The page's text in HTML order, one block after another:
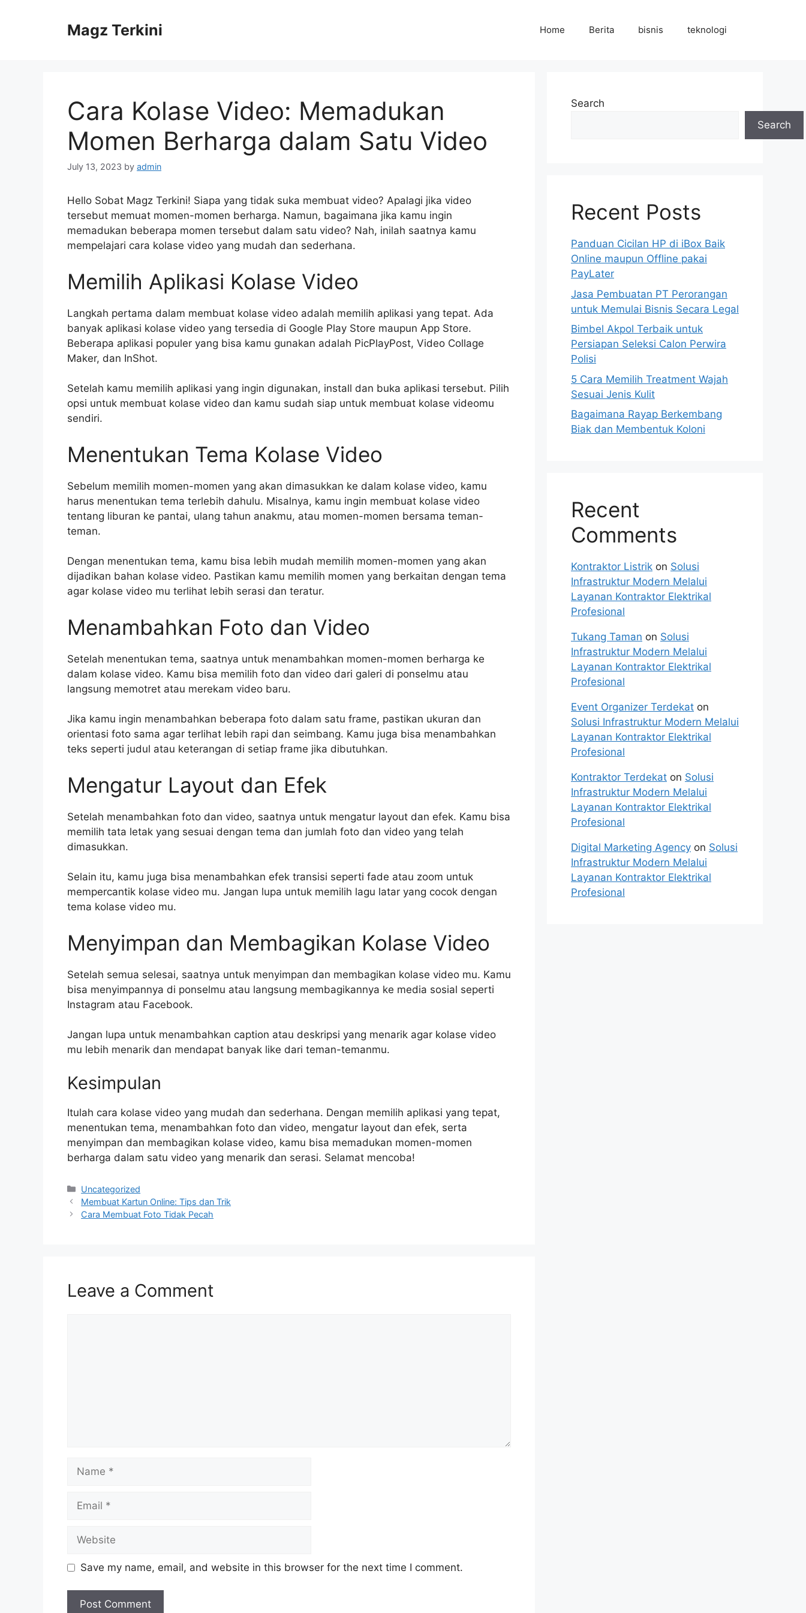
Magz Terkini Home Berita bisnis teknologi
Cara Kolase Video: Memadukan
Momen Berharga dalam Satu Video
July 13, 2023 by admin
Hello Sobat Magz Terkini! Siapa yang tidak suka membuat video? Apalagi jika video
tersebut memuat momen-momen berharga. Namun, bagaimana jika kamu ingin
memadukan beberapa momen tersebut dalam satu video? Nah, inilah saatnya kamu
mempelajari cara kolase video yang mudah dan sederhana.
Memilih Aplikasi Kolase Video
Langkah pertama dalam membuat kolase video adalah memilih aplikasi yang tepat. Ada
banyak aplikasi kolase video yang tersedia di Google Play Store maupun App Store.
Beberapa aplikasi populer yang bisa kamu gunakan adalah PicPlayPost, Video Collage
Maker, dan InShot.
Setelah kamu memilih aplikasi yang ingin digunakan, install dan buka aplikasi tersebut. Pilih
opsi untuk membuat kolase video dan kamu sudah siap untuk membuat kolase videomu
sendiri.
Menentukan Tema Kolase Video
Sebelum memilih momen-momen yang akan dimasukkan ke dalam kolase video, kamu
harus menentukan tema terlebih dahulu. Misalnya, kamu ingin membuat kolase video
tentang liburan ke pantai, ulang tahun anakmu, atau momen-momen bersama teman-
teman.
Dengan menentukan tema, kamu bisa lebih mudah memilih momen-momen yang akan
dijadikan bahan kolase video. Pastikan kamu memilih momen yang berkaitan dengan tema
agar kolase video mu terlihat lebih serasi dan teratur.
Menambahkan Foto dan Video
Setelah menentukan tema, saatnya untuk menambahkan momen-momen berharga ke
dalam kolase video. Kamu bisa memilih foto dan video dari galeri di ponselmu atau
langsung memotret atau merekam video baru.
Jika kamu ingin menambahkan beberapa foto dalam satu frame, pastikan ukuran dan
orientasi foto sama agar terlihat lebih rapi dan seimbang. Kamu juga bisa menambahkan
teks seperti judul atau keterangan di setiap frame jika dibutuhkan.
Mengatur Layout dan Efek
Setelah menambahkan foto dan video, saatnya untuk mengatur layout dan efek. Kamu bisa
memilih tata letak yang sesuai dengan tema dan jumlah foto dan video yang telah
dimasukkan.
Selain itu, kamu juga bisa menambahkan efek transisi seperti fade atau zoom untuk
mempercantik kolase video mu. Jangan lupa untuk memilih lagu latar yang cocok dengan
tema kolase video mu.
Menyimpan dan Membagikan Kolase Video
Setelah semua selesai, saatnya untuk menyimpan dan membagikan kolase video mu. Kamu
bisa menyimpannya di ponselmu atau langsung membagikannya ke media sosial seperti
Instagram atau Facebook.
Jangan lupa untuk menambahkan caption atau deskripsi yang menarik agar kolase video
mu lebih menarik dan mendapat banyak like dari teman-temanmu.
Kesimpulan
Itulah cara kolase video yang mudah dan sederhana. Dengan memilih aplikasi yang tepat,
menentukan tema, menambahkan foto dan video, mengatur layout dan efek, serta
menyimpan dan membagikan kolase video, kamu bisa memadukan momen-momen
berharga dalam satu video yang menarik dan serasi. Selamat mencoba!
Categories
Uncategorized
Membuat Kartun Online: Tips dan Trik
Cara Membuat Foto Tidak Pecah
Leave a Comment
Save my name, email, and website in this browser for the next time I comment.
Search
Search
Recent Posts
Panduan Cicilan HP di iBox Baik
Online maupun Offline pakai
PayLater
Jasa Pembuatan PT Perorangan
untuk Memulai Bisnis Secara Legal
Bimbel Akpol Terbaik untuk
Persiapan Seleksi Calon Perwira
Polisi
5 Cara Memilih Treatment Wajah
Sesuai Jenis Kulit
Bagaimana Rayap Berkembang
Biak dan Membentuk Koloni
Recent
Comments
Kontraktor Listrik on Solusi
Infrastruktur Modern Melalui
Layanan Kontraktor Elektrikal
Profesional
Tukang Taman on Solusi
Infrastruktur Modern Melalui
Layanan Kontraktor Elektrikal
Profesional
Event Organizer Terdekat on
Solusi Infrastruktur Modern Melalui
Layanan Kontraktor Elektrikal
Profesional
Kontraktor Terdekat on Solusi
Infrastruktur Modern Melalui
Layanan Kontraktor Elektrikal
Profesional
Digital Marketing Agency on Solusi
Infrastruktur Modern Melalui
Layanan Kontraktor Elektrikal
Profesional